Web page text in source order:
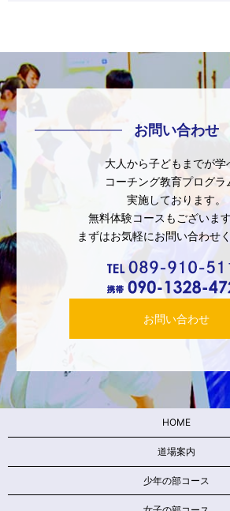
お問い合わせ
大人から子どもまでが学
コーチング教育プログラ
実施しております。
無料体験コースもございます
まずはお気軽にお問い合わせく
お問い合わせ
HOME
道場案内
少年の部コース